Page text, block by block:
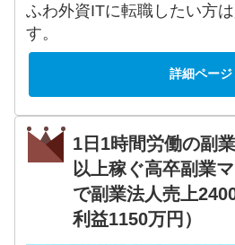
ふわ外資ITに転職したい方
す。
詳細ページ
1日1時間労働の副
以上稼ぐ高卒副業
で副業法人売上
利益1150万円）